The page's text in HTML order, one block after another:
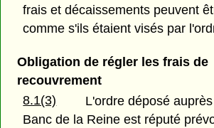
frais et décaissements peuvent
comme s'ils étaient visés par
Obligation de régler les frais de
recouvrement
8.1(3)
L'ordre déposé
Banc de la Reine est réputé